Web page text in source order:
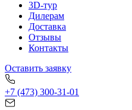
3D-тур
Дилерам
Доставка
Отзывы
Контакты
Оставить заявку
+7 (473) 300-31-01